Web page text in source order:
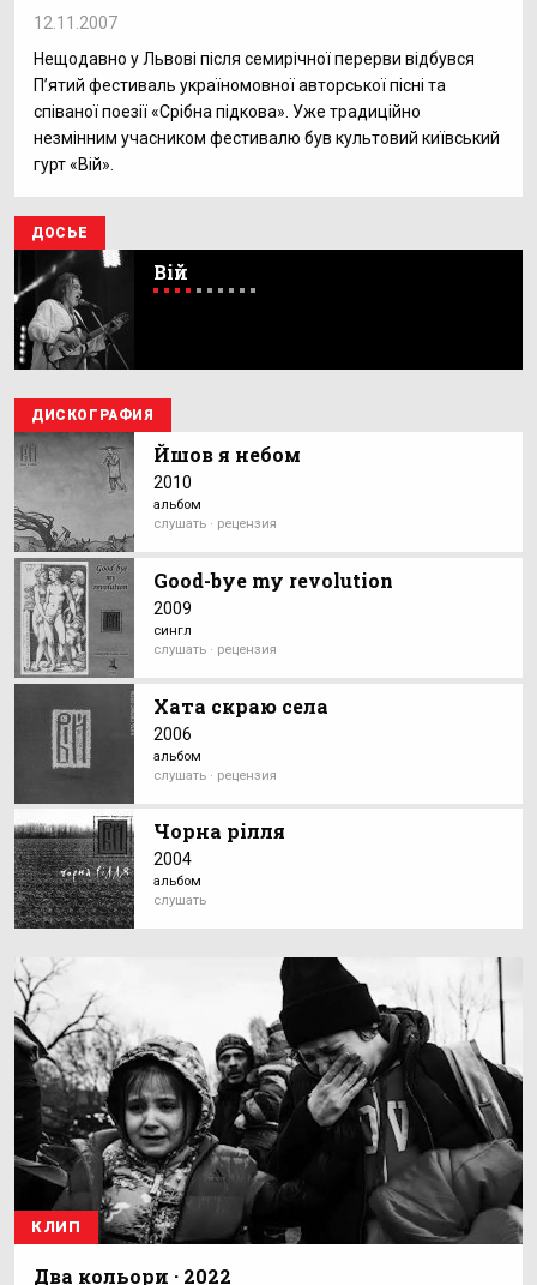
12.11.2007
Нещодавно у Львові після семирічної перерви відбувся
П’ятий фестиваль україномовної авторської пісні та
співаної поезії «Срібна підкова». Уже традиційно
незмінним учасником фестивалю був культовий київський
гурт «Вій».
ДОСЬЕ
Вій
ДИСКОГРАФИЯ
Йшов я небом
2010
альбом
слушать · рецензия
Good-bye my revolution
2009
сингл
слушать · рецензия
Хата скраю села
2006
альбом
слушать · рецензия
Чорна рілля
2004
альбом
слушать
КЛИП
Два кольори · 2022